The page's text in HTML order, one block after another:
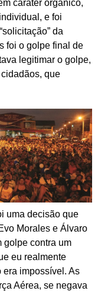
caráter orgânico,
e foi
da
foi o golpe final de
legitimar o golpe,
que
uma decisão que
Morales e Álvaro
golpe contra um
eu realmente
era impossível. As
Aérea, se negava